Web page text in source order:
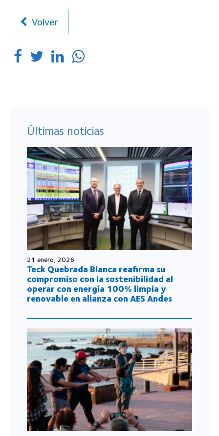
Volver
Últimas noticias
21 enero, 2026
Teck Quebrada Blanca reafirma su
compromiso con la sostenibilidad al
operar con energía 100% limpia y
renovable en alianza con AES Andes